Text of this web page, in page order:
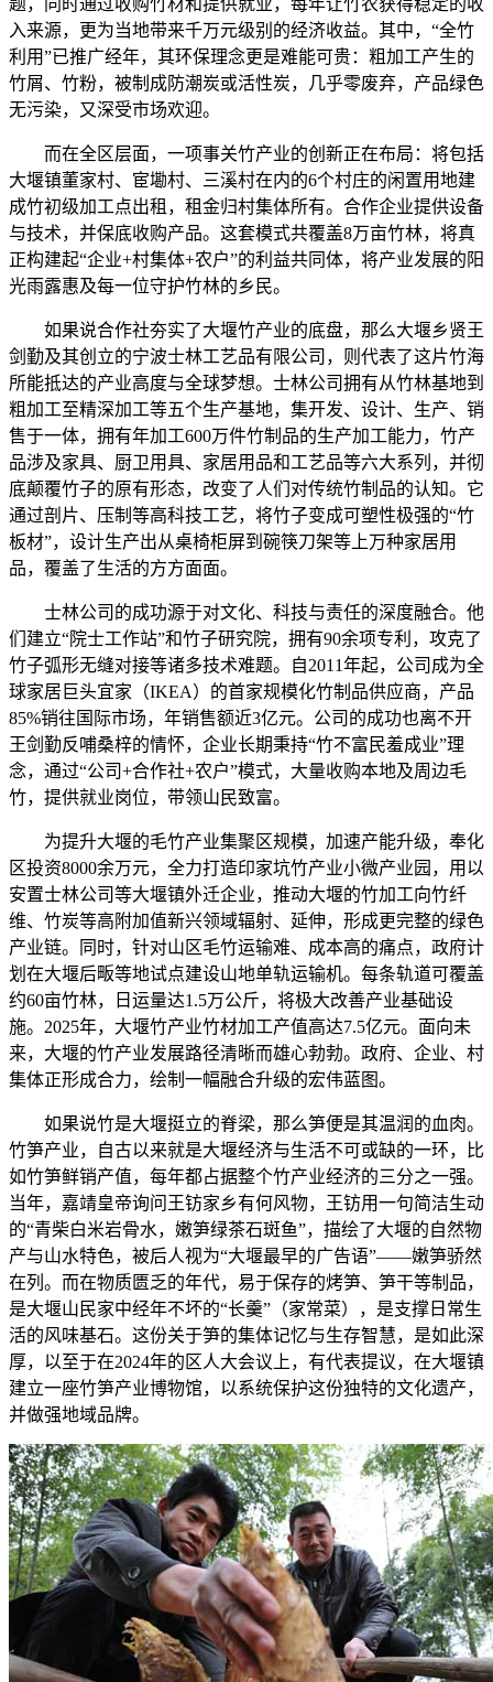
题，同时通过收购竹材和提供就业，每年让竹农获得稳定的收
入来源，更为当地带来千万元级别的经济收益。其中，“全竹
利用”已推广经年，其环保理念更是难能可贵：粗加工产生的
竹屑、竹粉，被制成防潮炭或活性炭，几乎零废弃，产品绿色
无污染，又深受市场欢迎。
而在全区层面，一项事关竹产业的创新正在布局：将包括
大堰镇董家村、宦墈村、三溪村在内的6个村庄的闲置用地建
成竹初级加工点出租，租金归村集体所有。合作企业提供设备
与技术，并保底收购产品。这套模式共覆盖8万亩竹林，将真
正构建起“企业+村集体+农户”的利益共同体，将产业发展的阳
光雨露惠及每一位守护竹林的乡民。
如果说合作社夯实了大堰竹产业的底盘，那么大堰乡贤王
剑勤及其创立的宁波士林工艺品有限公司，则代表了这片竹海
所能抵达的产业高度与全球梦想。士林公司拥有从竹林基地到
粗加工至精深加工等五个生产基地，集开发、设计、生产、销
售于一体，拥有年加工600万件竹制品的生产加工能力，竹产
品涉及家具、厨卫用具、家居用品和工艺品等六大系列，并彻
底颠覆竹子的原有形态，改变了人们对传统竹制品的认知。它
通过剖片、压制等高科技工艺，将竹子变成可塑性极强的“竹
板材”，设计生产出从桌椅柜屏到碗筷刀架等上万种家居用
品，覆盖了生活的方方面面。
士林公司的成功源于对文化、科技与责任的深度融合。他
们建立“院士工作站”和竹子研究院，拥有90余项专利，攻克了
竹子弧形无缝对接等诸多技术难题。自2011年起，公司成为全
球家居巨头宜家（IKEA）的首家规模化竹制品供应商，产品
85%销往国际市场，年销售额近3亿元。公司的成功也离不开
王剑勤反哺桑梓的情怀，企业长期秉持“竹不富民羞成业”理
念，通过“公司+合作社+农户”模式，大量收购本地及周边毛
竹，提供就业岗位，带领山民致富。
为提升大堰的毛竹产业集聚区规模，加速产能升级，奉化
区投资8000余万元，全力打造印家坑竹产业小微产业园，用以
安置士林公司等大堰镇外迁企业，推动大堰的竹加工向竹纤
维、竹炭等高附加值新兴领域辐射、延伸，形成更完整的绿色
产业链。同时，针对山区毛竹运输难、成本高的痛点，政府计
划在大堰后畈等地试点建设山地单轨运输机。每条轨道可覆盖
约60亩竹林，日运量达1.5万公斤，将极大改善产业基础设
施。2025年，大堰竹产业竹材加工产值高达7.5亿元。面向未
来，大堰的竹产业发展路径清晰而雄心勃勃。政府、企业、村
集体正形成合力，绘制一幅融合升级的宏伟蓝图。
如果说竹是大堰挺立的脊梁，那么笋便是其温润的血肉。
竹笋产业，自古以来就是大堰经济与生活不可或缺的一环，比
如竹笋鲜销产值，每年都占据整个竹产业经济的三分之一强。
当年，嘉靖皇帝询问王钫家乡有何风物，王钫用一句简洁生动
的“青柴白米岩骨水，嫩笋绿茶石斑鱼”，描绘了大堰的自然物
产与山水特色，被后人视为“大堰最早的广告语”——嫩笋骄然
在列。而在物质匮乏的年代，易于保存的烤笋、笋干等制品，
是大堰山民家中经年不坏的“长羹”（家常菜），是支撑日常生
活的风味基石。这份关于笋的集体记忆与生存智慧，是如此深
厚，以至于在2024年的区人大会议上，有代表提议，在大堰镇
建立一座竹笋产业博物馆，以系统保护这份独特的文化遗产，
并做强地域品牌。